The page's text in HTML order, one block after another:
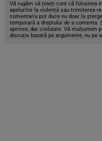
Vă rugăm să țineți cont că folosirea
apelurilor la violență sau trimiterea
comentariu pot duce nu doar la
temporară a dreptului de a comenta.
aprinse, dar civilizate. Vă mulțumim
discuție bazată pe argumente, nu pe